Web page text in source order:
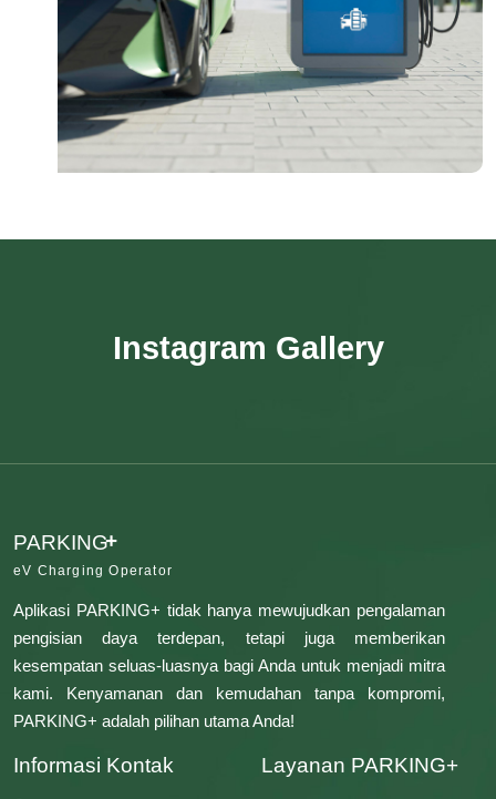
Instagram Gallery
PARKING+
eV Charging Operator
Aplikasi PARKING+ tidak hanya mewujudkan pengalaman
pengisian daya terdepan, tetapi juga memberikan
kesempatan seluas-luasnya bagi Anda untuk menjadi mitra
kami. Kenyamanan dan kemudahan tanpa kompromi,
PARKING+ adalah pilihan utama Anda!
Informasi Kontak Layanan PARKING+